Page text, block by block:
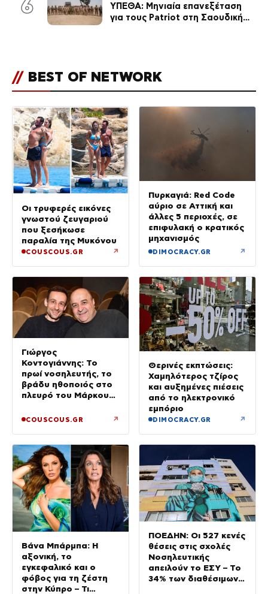
6
ΥΠΕΘΑ: Μηνιαία επανεξέταση
για τους Patriot στη Σαουδική
// BEST OF NETWORK
Οι τρυφερές εικόνες
γνωστού ζευγαριού
που ξεσήκωσε
παραλία της Μυκόνου
COUSCOUS.GR ↗
Πυρκαγιά: Red Code
αύριο σε Αττική και
άλλες 5 περιοχές, σε
επιφυλακή ο κρατικός
μηχανισμός
DIMOCRACY.GR ↗
Γιώργος
Κοντογιάννης: Το
πρωί νοσηλευτής, το
βράδυ ηθοποιός στο
πλευρό του Μάρκου
COUSCOUS.GR ↗
Θερινές εκπτώσεις:
Χαμηλότερος τζίρος
και αυξημένες πιέσεις
από το ηλεκτρονικό
εμπόριο
DIMOCRACY.GR ↗
Βάνα Μπάρμπα: Η
αξονική, το
εγκεφαλικό και ο
φόβος για τη ζέστη
στην Κύπρο – Τι
ΠΟΕΔΗΝ: Οι 527 κενές
θέσεις στις σχολές
Νοσηλευτικής
απειλούν το ΕΣΥ – Το
34% των διαθέσιμων